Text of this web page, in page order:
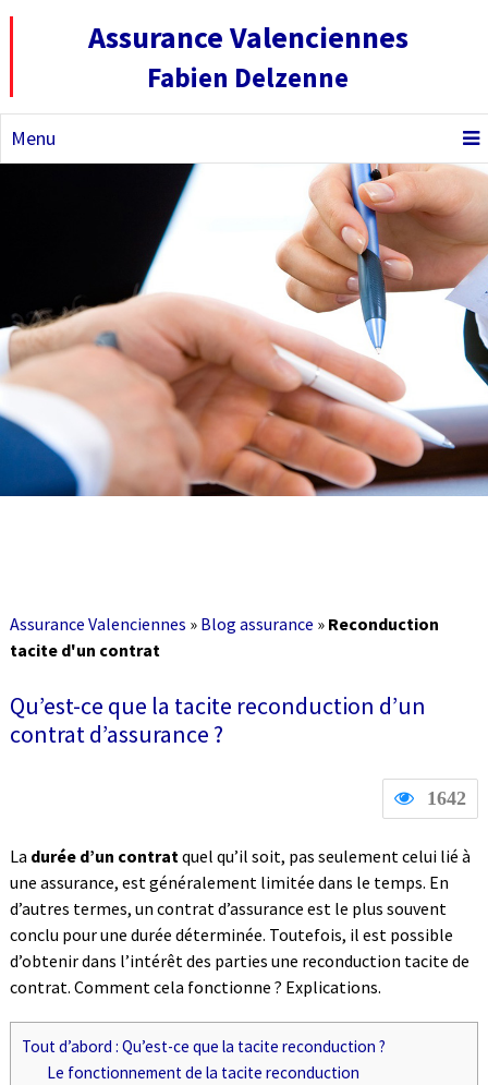
Assurance Valenciennes
Fabien Delzenne
Menu
Assurance Valenciennes » Blog assurance » Reconduction
tacite d'un contrat
Qu’est-ce que la tacite reconduction d’un
contrat d’assurance ?
1642
La durée d’un contratquel qu’il soit, pas seulement celui lié à
une assurance, est généralement limitée dans le temps. En
d’autres termes, un contrat d’assurance est le plus souvent
conclu pour une durée déterminée. Toutefois, il est possible
d’obtenir dans l’intérêt des parties une reconduction tacite de
contrat. Comment cela fonctionne ? Explications.
Tout d’abord : Qu’est-ce que la tacite reconduction ?
Le fonctionnement de la tacite reconduction